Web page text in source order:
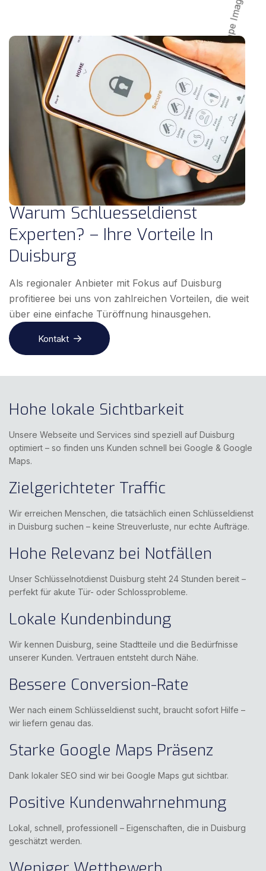
Warum Schluesseldienst
Experten? – Ihre Vorteile In
Duisburg
Als regionaler Anbieter mit Fokus auf Duisburg
profitieree bei uns von zahlreichen Vorteilen, die weit
über eine einfache Türöffnung hinausgehen.
Kontakt
Hohe lokale Sichtbarkeit
Unsere Webseite und Services sind speziell auf Duisburg
optimiert – so finden uns Kunden schnell bei Google & Google
Maps.
Zielgerichteter Traffic
Wir erreichen Menschen, die tatsächlich einen Schlüsseldienst
in Duisburg suchen – keine Streuverluste, nur echte Aufträge.
Hohe Relevanz bei Notfällen
Unser Schlüsselnotdienst Duisburg steht 24 Stunden bereit –
perfekt für akute Tür- oder Schlossprobleme.
Lokale Kundenbindung
Wir kennen Duisburg, seine Stadtteile und die Bedürfnisse
unserer Kunden. Vertrauen entsteht durch Nähe.
Bessere Conversion-Rate
Wer nach einem Schlüsseldienst sucht, braucht sofort Hilfe –
wir liefern genau das.
Starke Google Maps Präsenz
Dank lokaler SEO sind wir bei Google Maps gut sichtbar.
Positive Kundenwahrnehmung
Lokal, schnell, professionell – Eigenschaften, die in Duisburg
geschätzt werden.